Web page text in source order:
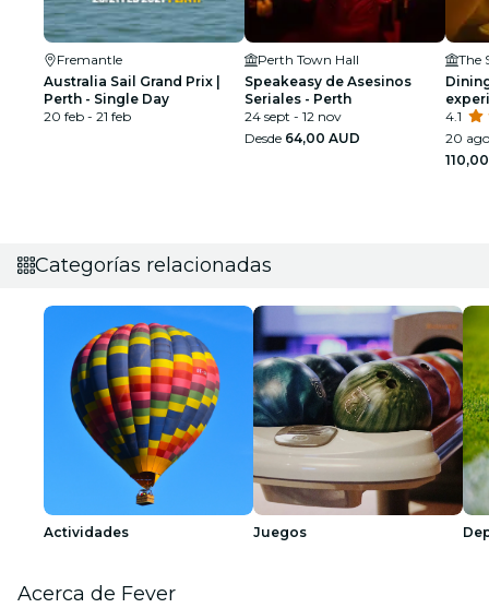
Fremantle
Australia Sail Grand Prix |
Perth - Single Day
20 feb - 21 feb
Perth Town Hall
Speakeasy de Asesinos
Seriales - Perth
24 sept - 12 nov
Desde 64,00 AUD
The
única
4.1
20
Categorías relacionadas
Actividades Juegos
Acerca de Fever